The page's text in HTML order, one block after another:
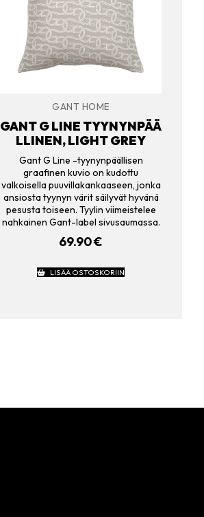
GANT HOME
GANT G LINE TYYNYNPÄÄ
LLINEN, LIGHT GREY
Gant G Line -tyynynpäällisen
graafinen kuvio on kudottu
valkoisella puuvillakankaaseen, jonka
ansiosta tyynyn värit säilyvät hyvänä
pesusta toiseen. Tyylin viimeistelee
nahkainen Gant-label sivusaumassa.
69.90€
LISÄÄ OSTOSKORIIN